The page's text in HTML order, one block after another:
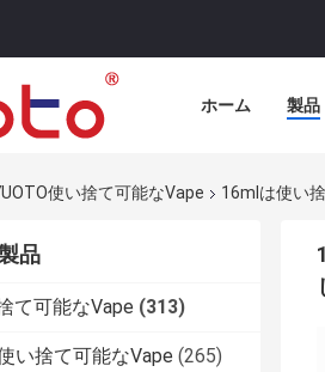
ホーム 製品
使い捨て可能なVape 16mlは使い
品
て可能なVape (313)
い捨て可能なVape (265)